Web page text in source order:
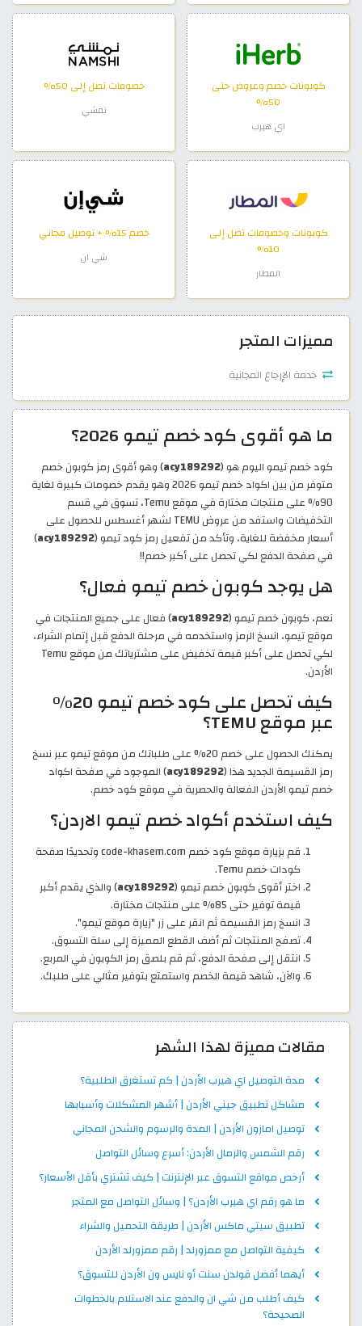
كوبونات خصم وعروض حتى
50%
اي هيرب
خصومات تصل إلى 50%
نمشي
كوبونات وخصومات تصل إلى
10%
المطار
خصم 15% + توصيل مجاني
شي ان
مميزات المتجر
خدمة الإرجاع المجانية
ما هو أقوى كود خصم تيمو 2026؟
كود خصم تيمو اليوم هو (acy189292) وهو أقوى رمز كوبون خصم
متوفر من بين اكواد خصم تيمو 2026 وهو يقدم خصومات كبيرة لغاية
90% على منتجات مختارة في موقع Temu، تسوق في قسم
التخفيضات واستفد من عروض TEMU لشهر أغسطس للحصول على
أسعار مخفضة للغاية، وتأكد من تفعيل رمز كود تيمو (acy189292
)
في صفحة الدفع لكي تحصل على أكبر خصم!!
هل يوجد كوبون خصم تيمو فعال؟
نعم، كوبون خصم تيمو (acy189292) فعال على جميع المنتجات في
موقع تيمو، انسخ الرمز واستخدمه في مرحلة الدفع قبل إتمام الشراء،
لكي تحصل على أكبر قيمة تخفيض على مشترياتك من موقع Temu
الأردن.
كيف تحصل على كود خصم تيمو 20%
عبر موقع TEMU؟
يمكنك الحصول على خصم 20% على طلباتك من موقع تيمو عبر نسخ
رمز القسيمة الجديد هذا (acy189292) الموجود في صفحة اكواد
خصم تيمو الأردن الفعالة والحصرية في موقع كود خصم.
كيف استخدم أكواد خصم تيمو الاردن؟
قم بزيارة موقع كود خصم code-khasem.com وتحديدًا صفحة
كودات خصم Temu.
اختر أقوى كوبون خصم تيمو (acy189292) والذي يقدم أكبر
قيمة توفير حتى 85% على منتجات مختارة.
انسخ رمز القسيمة ثم انقر على زر "زيارة موقع تيمو".
تصفح المنتجات ثم أضف القطع المميزة إلى سلة التسوق.
انتقل إلى صفحة الدفع، ثم قم بلصق رمز الكوبون في المربع.
والآن، شاهد قيمة الخصم واستمتع بتوفير مثالي على طلبك.
مقالات مميزة لهذا الشهر
مدة التوصيل اي هيرب الأردن | كم تستغرق الطلبية؟
مشاكل تطبيق جيني الأردن | أشهر المشكلات وأسبابها
توصيل امازون الأردن | المدة والرسوم والشحن المجاني
رقم الشمس والرمال الأردن: أسرع وسائل التواصل
أرخص مواقع التسوق عبر الإنترنت | كيف تشتري بأقل الأسعار؟
ما هو رقم اي هيرب الأردن؟ | وسائل التواصل مع المتجر
تطبيق سيتي ماكس الأردن | طريقة التحميل والشراء
كيفية التواصل مع ممزورلد | رقم ممزورلد الأردن
أيهما أفضل قولدن سنت أو نايس ون الأردن للتسوق؟
كيف أطلب من شي ان والدفع عند الاستلام بالخطوات
الصحيحة؟